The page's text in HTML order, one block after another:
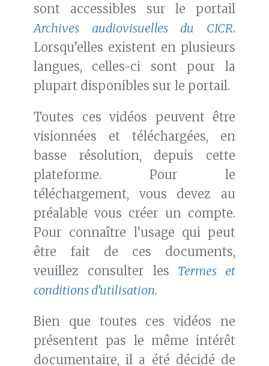
sont accessibles sur le portail
Archives audiovisuelles du CICR.
Lorsqu’elles existent en plusieurs
langues, celles-ci sont pour la
plupart disponibles sur le portail.
Toutes ces vidéos peuvent être
visionnées et téléchargées, en
basse résolution, depuis cette
plateforme. Pour le
téléchargement, vous devez au
préalable vous créer un compte.
Pour connaître l’usage qui peut
être fait de ces documents,
veuillez consulter les Termes et
conditions d’utilisation.
Bien que toutes ces vidéos ne
présentent pas le même intérêt
documentaire, il a été décidé de